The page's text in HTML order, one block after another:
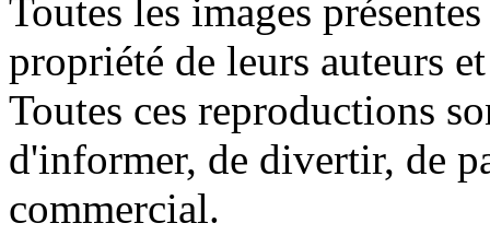
Toutes les images
propriété de leurs auteurs
Toutes ces reproductions
d'informer, de divertir, de
commercial.